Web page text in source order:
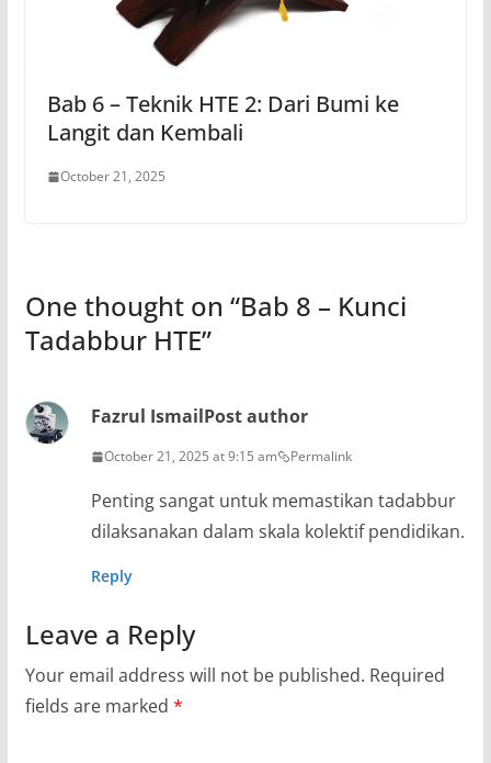
Bab 6 – Teknik HTE 2: Dari Bumi ke
Langit dan Kembali
October 21, 2025
One thought on “Bab 8 – Kunci
Tadabbur HTE”
Fazrul IsmailPost author
October 21, 2025 at 9:15 am Permalink
Penting sangat untuk memastikan tadabbur
dilaksanakan dalam skala kolektif pendidikan.
Reply
Leave a Reply
Your email address will not be published. Required
fields are marked *